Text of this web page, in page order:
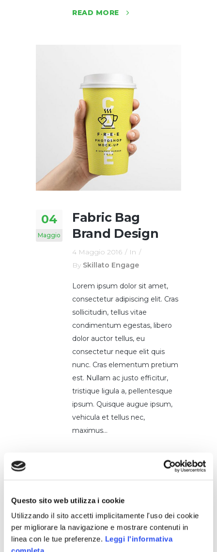
Questo sito web utilizza i cookie
Utilizzando il sito accetti implicitamente l'uso dei cookie
per migliorare la navigazione e mostrare contenuti in
linea con le tue preferenze. Leggi l'informativa
READ MORE
04
Maggio
Fabric Bag
Brand Design
4 Maggio 2016
In
By Skillato Engage
Lorem ipsum dolor sit amet,
consectetur adipiscing elit. Cras
sollicitudin, tellus vitae
condimentum egestas, libero
dolor auctor tellus, eu
consectetur neque elit quis
nunc. Cras elementum pretium
est. Nullam ac justo efficitur,
tristique ligula a, pellentesque
ipsum. Quisque augue ipsum,
vehicula et tellus nec,
maximus...